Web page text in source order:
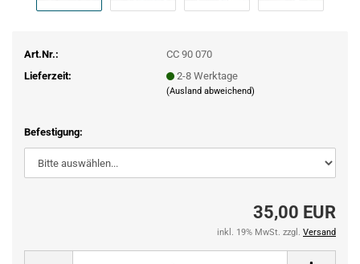
Art.Nr.:
CC 90 070
Lieferzeit:
2-8 Werktage
(Ausland abweichend)
Befestigung:
35,00 EUR
inkl. 19% MwSt. zzgl. Versand